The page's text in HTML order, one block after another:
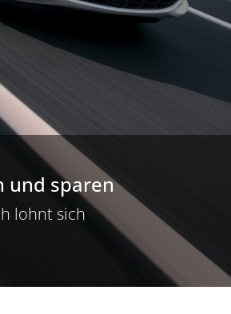
und sparen
lohnt sich